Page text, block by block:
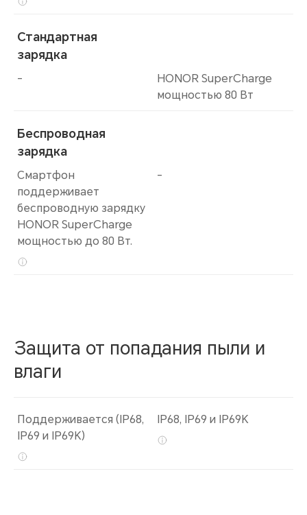
Стандартная
зарядка
-
Беспроводная
зарядка
Смартфон
поддерживает
беспроводную зарядку
HONOR SuperCharge
мощностью до 80 Вт.
HONOR SuperCharge
мощностью 80 Вт
-
Защита от попадания пыли и
влаги
Поддерживается (IP68,
IP69 и IP69K)
IP68, IP69 и IP69K